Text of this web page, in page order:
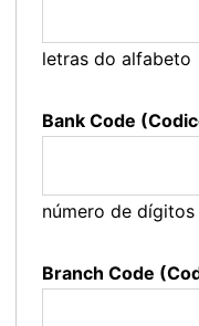
letras do alfabeto
Bank Code
número de dígitos
Branch Code